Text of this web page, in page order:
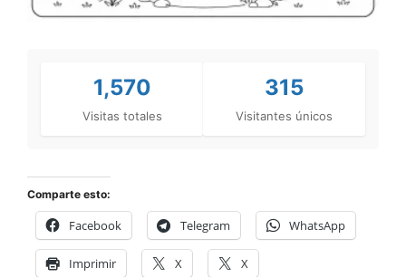
1,570
Visitas totales
315
Visitantes únicos
Comparte esto:
Facebook Telegram WhatsApp
Imprimir X X